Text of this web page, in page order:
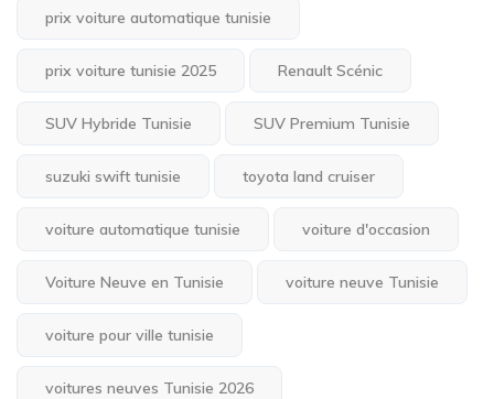
prix voiture automatique tunisie
prix voiture tunisie 2025 Renault Scénic
SUV Hybride Tunisie SUV Premium Tunisie
suzuki swift tunisie toyota land cruiser
voiture automatique tunisie voiture d'occasion
Voiture Neuve en Tunisie voiture neuve Tunisie
voiture pour ville tunisie
voitures neuves Tunisie 2026